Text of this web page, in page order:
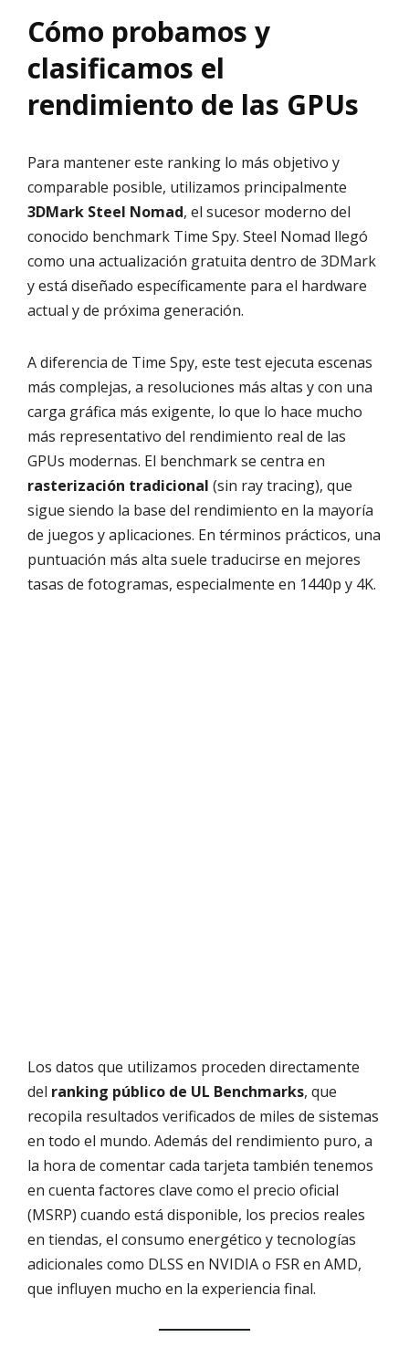
Cómo probamos y
clasificamos el
rendimiento de las GPUs
Para mantener este ranking lo más objetivo y
comparable posible, utilizamos principalmente
3DMark Steel Nomad, el sucesor moderno del
conocido benchmark Time Spy. Steel Nomad llegó
como una actualización gratuita dentro de 3DMark
y está diseñado específicamente para el hardware
actual y de próxima generación.
A diferencia de Time Spy, este test ejecuta escenas
más complejas, a resoluciones más altas y con una
carga gráfica más exigente, lo que lo hace mucho
más representativo del rendimiento real de las
GPUs modernas. El benchmark se centra en
rasterización tradicional (sin ray tracing), que
sigue siendo la base del rendimiento en la mayoría
de juegos y aplicaciones. En términos prácticos, una
puntuación más alta suele traducirse en mejores
tasas de fotogramas, especialmente en 1440p y 4K.
Los datos que utilizamos proceden directamente
del ranking público de UL Benchmarks, que
recopila resultados verificados de miles de sistemas
en todo el mundo. Además del rendimiento puro, a
la hora de comentar cada tarjeta también tenemos
en cuenta factores clave como el precio oficial
(MSRP) cuando está disponible, los precios reales
en tiendas, el consumo energético y tecnologías
adicionales como DLSS en NVIDIA o FSR en AMD,
que influyen mucho en la experiencia final.